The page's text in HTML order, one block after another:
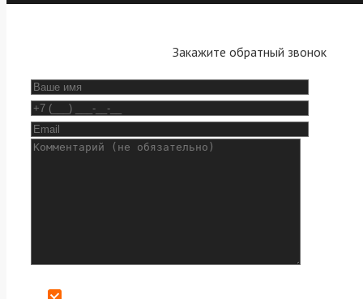
Закажите обратный звонок